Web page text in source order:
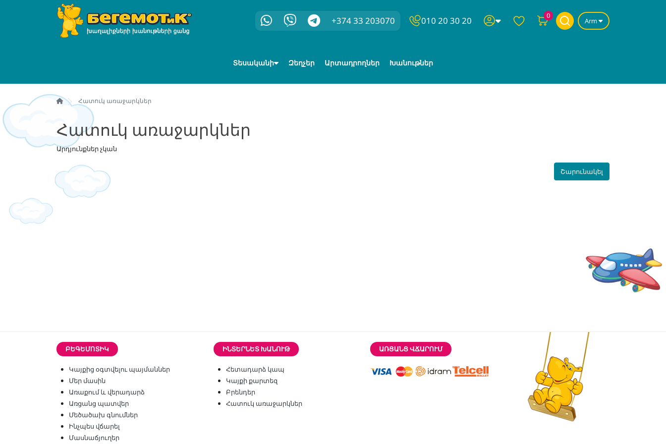
+374 33 203070 010 20 30 20 0
Arm
Տեսականի Զեղչեր Արտադրողներ Խանութներ
Հատուկ առաջարկներ
Հատուկ առաջարկներ
Արդյունքներ չկան
Շարունակել
ԲԵԳԵՄՈՏԻԿ
Կայքից օգտվելու պայմաններ
Մեր մասին
Առաքում և վերադարձ
Առցանց պատվեր
Մեծածախ գնումներ
Ինչպես վճարել
Մասնաճյուղեր
ԻՆՏԵՐՆԵՏ ԽԱՆՈՒԹ
Հետադարձ կապ
Կայքի քարտեզ
Բրենդեր
Հատուկ առաջարկներ
ԱՌՑԱՆՑ ՎՃԱՐՈՒՄ